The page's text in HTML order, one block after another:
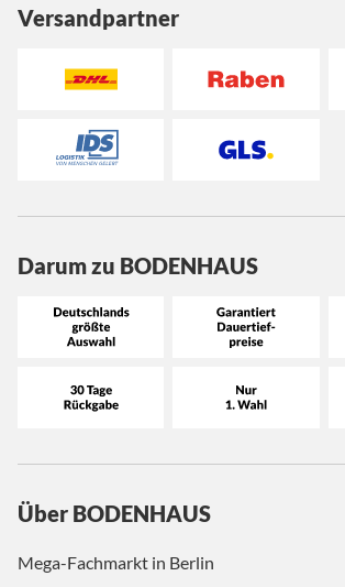
Versandpartner
Darum zu BODENHAUS
Über BODENHAUS
Mega-Fachmarkt in Berlin